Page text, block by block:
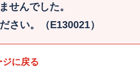
せんでした。
さい。（E130021）
に戻る